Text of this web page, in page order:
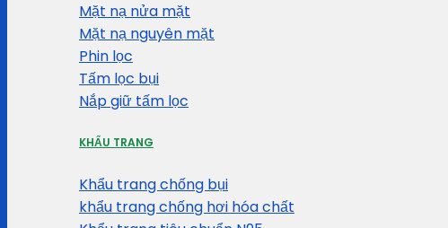
Mặt nạ nửa mặt
Mặt nạ nguyên mặt
Phin lọc
Tấm lọc bụi
Nắp giữ tấm lọc
KHẨU TRANG
Khẩu trang chống bụi
khẩu trang chống hơi hóa chất